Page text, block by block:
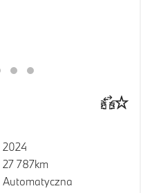
2024
27 787km
Automatyczna